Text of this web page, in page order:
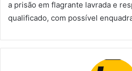
a prisão em flagrante lavrada e
qualificado, com possível